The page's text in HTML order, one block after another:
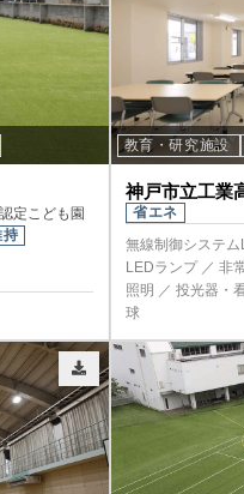
定こども園
持
教育・研究施設
神戸市立工業
省エネ
無線制御システ
LEDランプ ／ 非
照明 ／ 投光器・
球